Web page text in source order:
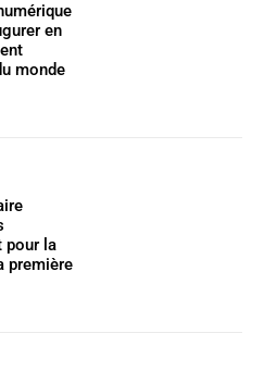
en
monde
pour la
première